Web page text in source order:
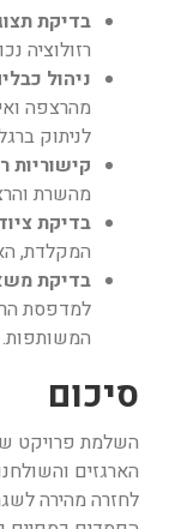
בדיקת
רזולוציה
ניהול
מהרצפה
לניתוק
קישוריות
מהשרת
בדיקת
המקלדת,
בדיקת
למדפסת
המשותפות.
סיכום
השלמת פרויקט
הארגזים
לחזרה מהירה